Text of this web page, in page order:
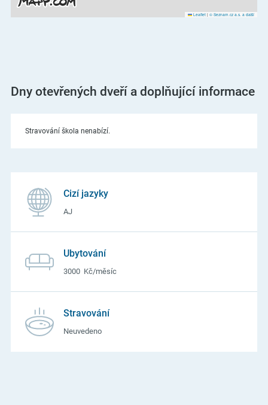
Leaflet | © Seznam.cz a.s. a další
Dny otevřených dveří a doplňující informace
Stravování škola nenabízí.
Cizí jazyky
AJ
Ubytování
3000 Kč/měsíc
Stravování
Neuvedeno